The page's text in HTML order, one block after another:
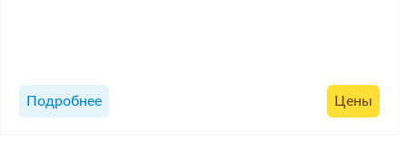
Подробнее Цены